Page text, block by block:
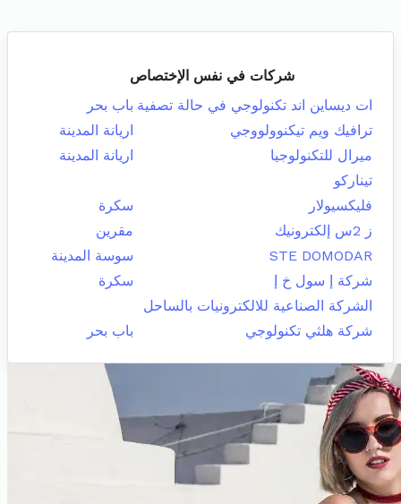
شركات في نفس الإختصاص
ات ديساين اند تكنولوجي في حالة تصفية باب بحر
ترافيك ويم تيكنوولووجي
اريانة المدينة
ميرال للتكنولوجيا
اريانة المدينة
تيناركو
فليكسيولار
سكرة
ز 2س إلكترونيك
مقرين
STE DOMODAR
سوسة المدينة
شركة إ سول خ إ
سكرة
الشركة الصناعية للالكترونيات بالساحل
شركة هلثي تكنولوجي
باب بحر